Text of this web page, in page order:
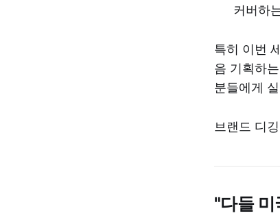
커버하
특히 이번
음 기획하
분들에게
브랜드 디
"다들 미